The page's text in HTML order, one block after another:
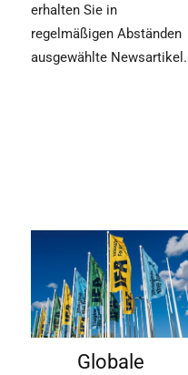
erhalten Sie in
regelmäßigen Abständen
ausgewählte Newsartikel.
Globale